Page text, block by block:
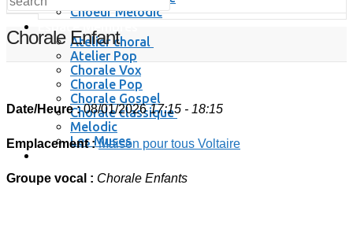
Choeur Melodic
Atelier choral
Atelier Pop
Chorale Vox
Chorale Pop
Chorale Gospel
Chorale classique
Melodic
Les Muses
Chorale Enfant
Date/Heure :08/01/202617:15 - 18:15
Emplacement : Maison pour tous Voltaire
Groupe vocal : Chorale Enfants